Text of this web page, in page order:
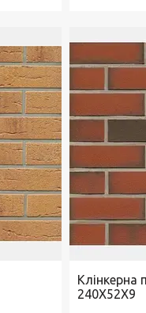
Клінкерна
240X52X9